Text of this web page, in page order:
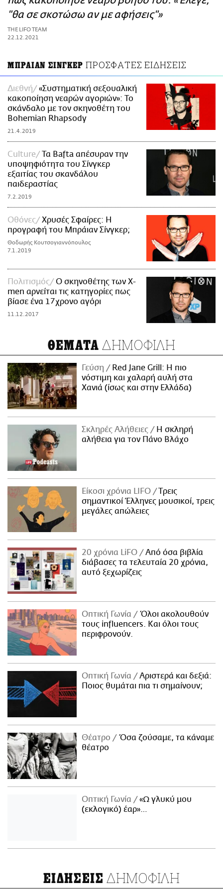
ΑΜΠΑ
PRINT
"θα σε σκοτώσω αν με αφήσεις"»
THE LIFO TEAM
22.12.2021
ΜΠΡΑΙΑΝ ΣΙΝΓΚΕΡ ΠΡΟΣΦΑΤΕΣ ΕΙΔΗΣΕΙΣ
Διεθνή
«Συστηματική σεξουαλική
κακοποίηση νεαρών αγοριών»: Το
σκάνδαλο με τον σκηνοθέτη του
Bohemian Rhapsody
21.4.2019
Culture
Τα Bafta απέσυραν την
υποψηφιότητα του Σίνγκερ
εξαιτίας του σκανδάλου
παιδεραστίας
7.2.2019
Οθόνες
Χρυσές Σφαίρες: Η
προγραφή του Μπράιαν Σίνγκερ;
Θοδωρής Κουτσογιαννόπουλος
7.1.2019
Πολιτισμός
Ο σκηνοθέτης των X-
men αρνείται τις κατηγορίες πως
βίασε ένα 17χρονο αγόρι
11.12.2017
ΘΕΜΑΤΑ ΔΗΜΟΦΙΛΗ
Γεύση
Red Jane Grill: Η πιο
νόστιμη και χαλαρή αυλή στα
Χανιά (ίσως και στην Ελλάδα)
Σκληρές Αλήθειες
H σκληρή
αλήθεια για τον Πάνο Βλάχο
Είκοσι χρόνια LIFO
Tρεις
σημαντικοί Έλληνες μουσικοί, τρεις
μεγάλες απώλειες
20 χρόνια LiFO
Από όσα βιβλία
διάβασες τα τελευταία 20 χρόνια,
αυτό ξεχωρίζεις
Οπτική Γωνία
Όλοι ακολουθούν
τους influencers. Και όλοι τους
περιφρονούν.
Οπτική Γωνία
Αριστερά και δεξιά:
Ποιος θυμάται πια τι σημαίνουν;
Θέατρο
Όσα ζούσαμε, τα κάναμε
θέατρο
Οπτική Γωνία
«Ω γλυκύ μου
(εκλογικό) έαρ»…
ΕΙΔΗΣΕΙΣ ΔΗΜΟΦΙΛΗ